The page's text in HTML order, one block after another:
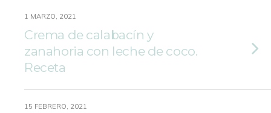
1 MARZO, 2021
Crema de calabacín y
zanahoria con leche de coco.
Receta
15 FEBRERO, 2021